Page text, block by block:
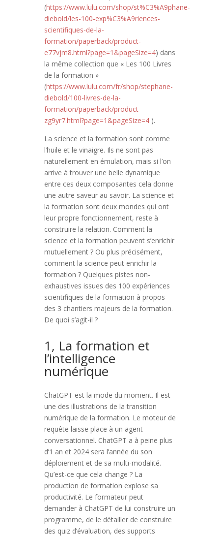
(https://www.lulu.com/shop/st%C3%A9phane-
diebold/les-100-exp%C3%A9riences-
scientifiques-de-la-
formation/paperback/product-
e77vjm8.html?page=1&pageSize=4) dans
la même collection que « Les 100 Livres
de la formation »
(https://www.lulu.com/fr/shop/stephane-
diebold/100-livres-de-la-
formation/paperback/product-
zg9yr7.html?page=1&pageSize=4).
La science et la formation sont comme
l’huile et le vinaigre. Ils ne sont pas
naturellement en émulation, mais si l’on
arrive à trouver une belle dynamique
entre ces deux composantes cela donne
une autre saveur au savoir. La science et
la formation sont deux mondes qui ont
leur propre fonctionnement, reste à
construire la relation. Comment la
science et la formation peuvent s’enrichir
mutuellement ? Ou plus précisément,
comment la science peut enrichir la
formation ? Quelques pistes non-
exhaustives issues des 100 expériences
scientifiques de la formation à propos
des 3 chantiers majeurs de la formation.
De quoi s’agit-il ?
1, La formation et
l’intelligence
numérique
ChatGPT est la mode du moment. Il est
une des illustrations de la transition
numérique de la formation. Le moteur de
requête laisse place à un agent
conversationnel. ChatGPT a à peine plus
d’1 an et 2024 sera l’année du son
déploiement et de sa multi-modalité.
Qu’est-ce que cela change ? La
production de formation explose sa
productivité. Le formateur peut
demander à ChatGPT de lui construire un
programme, de le détailler de construire
des quiz d’évaluation, des supports